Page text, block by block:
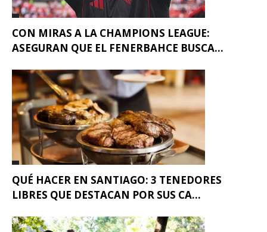
CON MIRAS A LA CHAMPIONS LEAGUE:
ASEGURAN QUE EL FENERBAHCE BUSCA...
QUÉ HACER EN SANTIAGO: 3 TENEDORES
LIBRES QUE DESTACAN POR SUS CA...